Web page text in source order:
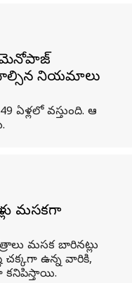
: మెనోపాజ్
నియమాలు
వస్తుంది. ఆ
మసకగా
మసక బారినట్లు
ఉన్న వారికి,
కనిపిస్తాయి.